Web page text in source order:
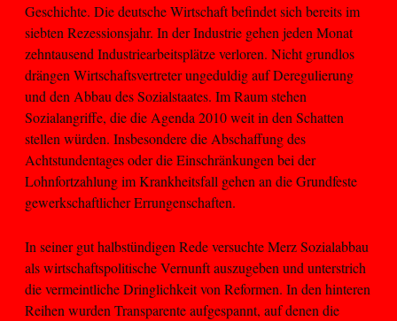
Geschichte. Die deutsche Wirtschaft befindet sich bereits im
siebten Rezessionsjahr. In der Industrie gehen jeden Monat
zehntausend Industriearbeitsplätze verloren. Nicht grundlos
drängen Wirtschaftsvertreter ungeduldig auf Deregulierung
und den Abbau des Sozialstaates. Im Raum stehen
Sozialangriffe, die die Agenda 2010 weit in den Schatten
stellen würden. Insbesondere die Abschaffung des
Achtstundentages oder die Einschränkungen bei der
Lohnfortzahlung im Krankheitsfall gehen an die Grundfeste
gewerkschaftlicher Errungenschaften.
In seiner gut halbstündigen Rede versuchte Merz Sozialabbau
als wirtschaftspolitische Vernunft auszugeben und unterstrich
die vermeintliche Dringlichkeit von Reformen. In den hinteren
Reihen wurden Transparente aufgespannt, auf denen die